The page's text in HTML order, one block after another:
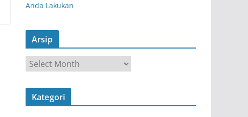
Anda Lakukan
Arsip
r
s
Kategori